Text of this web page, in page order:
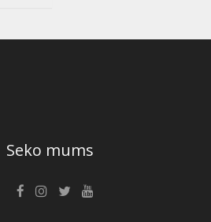
Seko mums